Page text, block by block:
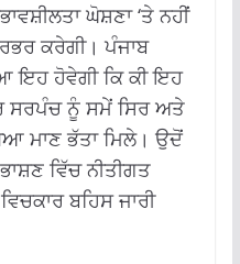
ਘੋਸ਼ਣਾ ‘ਤੇ ਨਹੀਂ
ਕਰੇਗੀ। ਪੰਜਾਬ
ਇਹ ਹੋਵੇਗੀ ਕਿ ਕੀ ਇਹ
ਸਰਪੰਚ ਨੂੰ ਸਮੇਂ ਸਿਰ ਅਤੇ
ਮਾਣ ਭੱਤਾ ਮਿਲੇ। ਉਦੋਂ
ਵਿੱਚ ਨੀਤੀਗਤ
ਬਹਿਸ ਜਾਰੀ